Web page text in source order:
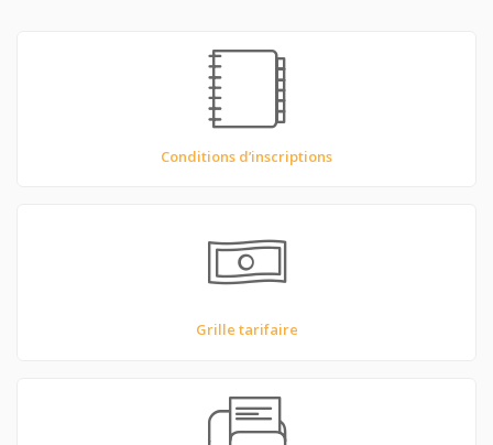
Conditions d’inscriptions
Grille tarifaire